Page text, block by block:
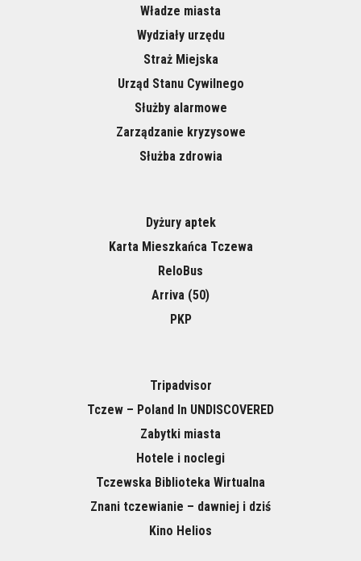
Władze miasta
Wydziały urzędu
Straż Miejska
Urząd Stanu Cywilnego
Służby alarmowe
Zarządzanie kryzysowe
Służba zdrowia
Dyżury aptek
Karta Mieszkańca Tczewa
ReloBus
Arriva (50)
PKP
Tripadvisor
Tczew – Poland In UNDISCOVERED
Zabytki miasta
Hotele i noclegi
Tczewska Biblioteka Wirtualna
Znani tczewianie – dawniej i dziś
Kino Helios